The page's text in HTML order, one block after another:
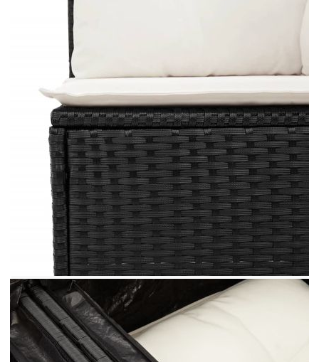
Размери на водоустойчивата чанта: 55 x 53
x 34 см (Д x Ш x В)
Максимален капацитет на натоварване (на
място): 110 кг
Пластмасови регулируеми крачета
Необходим е монтаж
Ъглова седалка:
Цвят: Черен
Материал: PE ратан, прахово боядисана
стомана
Размери: 71 x 62 x 69 см (Ш x Д x В)
Размери на седалката: 55 x 55 cм (Ш x Д)
Височина на седалката от земята (без
възглавницата): 37 см
Височина на подлакътника от земята: 55 см
Централна седалка: